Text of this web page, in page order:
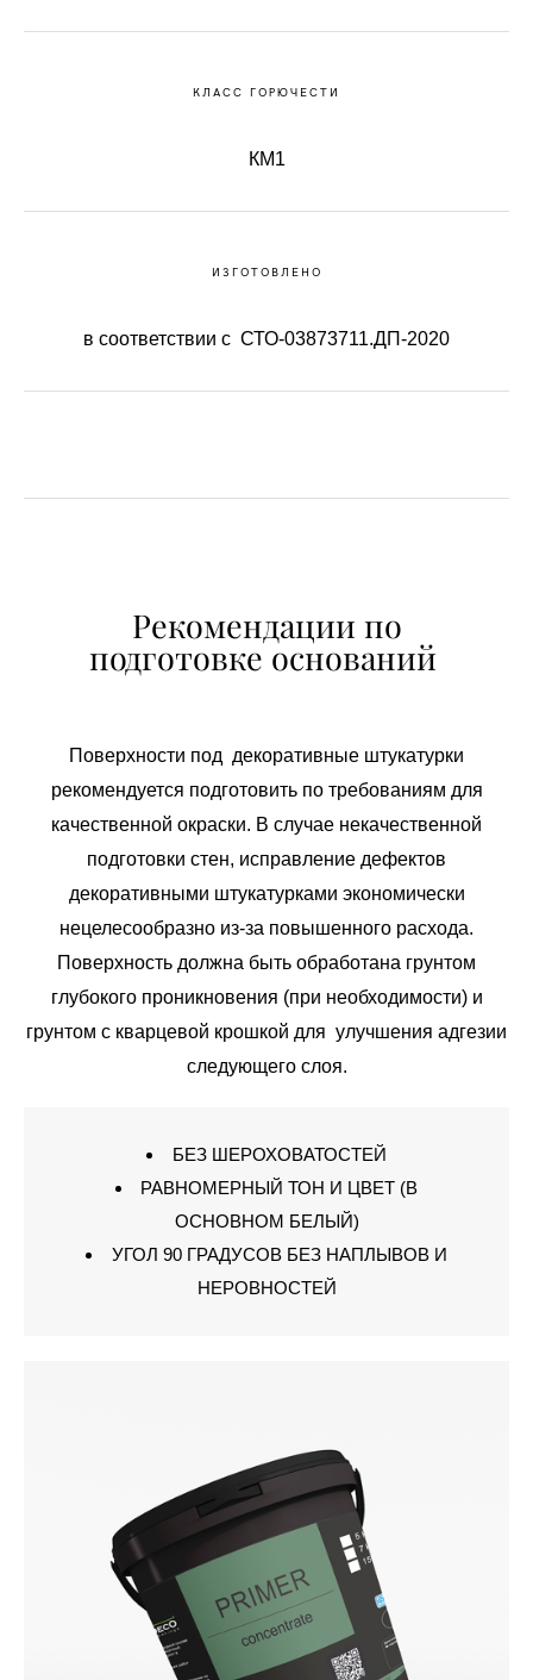
КЛАСС ГОРЮЧЕСТИ
КМ1
ИЗГОТОВЛЕНО
в соответствии с СТО-03873711.ДП-2020
Рекомендации по
подготовке оснований
Поверхности под декоративные штукатурки
рекомендуется подготовить по требованиям для
качественной окраски. В случае некачественной
подготовки стен, исправление дефектов
декоративными штукатурками экономически
нецелесообразно из-за повышенного расхода.
Поверхность должна быть обработана грунтом
глубокого проникновения (при необходимости) и
грунтом с кварцевой крошкой для улучшения адгезии
следующего слоя.
БЕЗ ШЕРОХОВАТОСТЕЙ
РАВНОМЕРНЫЙ ТОН И ЦВЕТ (В
ОСНОВНОМ БЕЛЫЙ)
УГОЛ 90 ГРАДУСОВ БЕЗ НАПЛЫВОВ И
НЕРОВНОСТЕЙ